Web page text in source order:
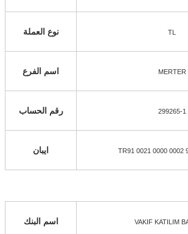
نوع العملة TL
اسم الفرع MERTER
رقم الحساب 299265-1
ايبان TR91 0021 0000 0002
اسم البنك VAKIF KATILIM